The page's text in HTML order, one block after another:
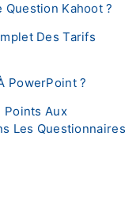
Question Kahoot ?
Des Tarifs
PowerPoint ?
Points Aux
Les Questionnaires